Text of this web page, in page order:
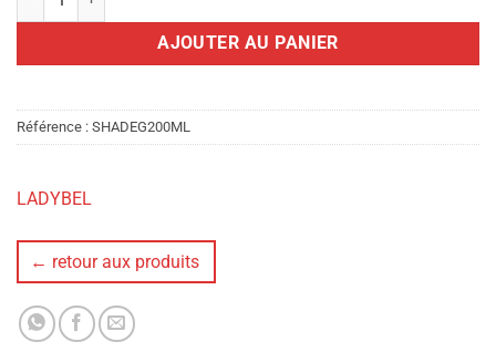
AJOUTER AU PANIER
Référence : SHADEG200ML
LADYBEL
← retour aux produits